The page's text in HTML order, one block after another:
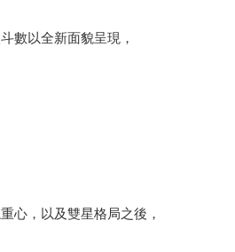
數以全新面貌呈現，
心，以及雙星格局之後，